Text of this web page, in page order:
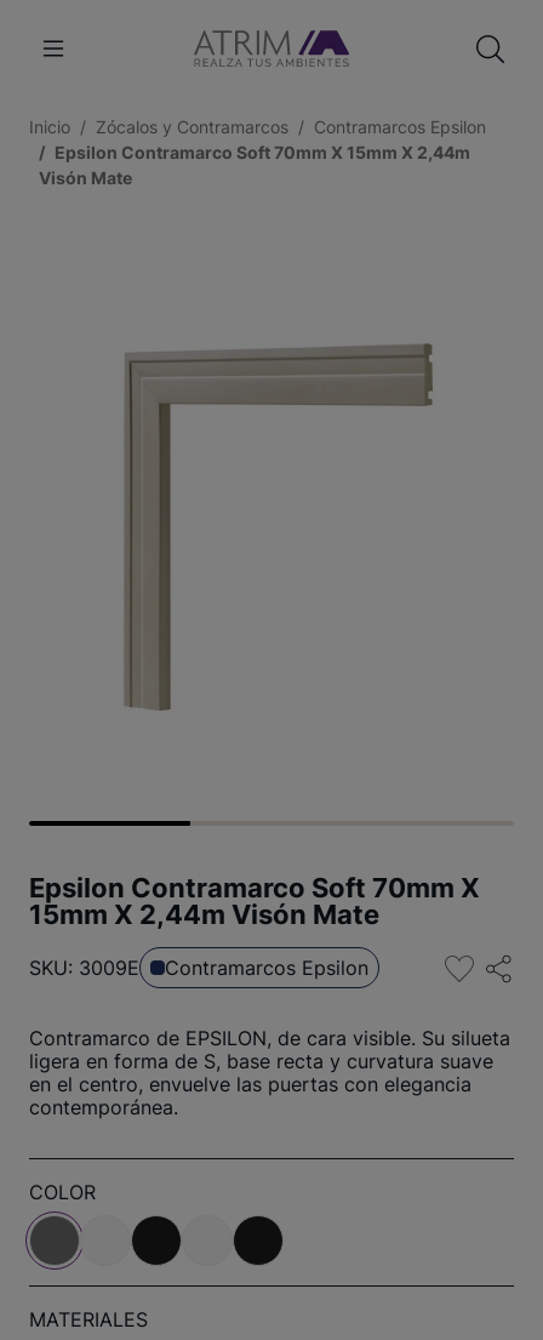
Inicio Zócalos y Contramarcos
Contramarcos Epsilon
Epsilon Contramarco Soft 70mm X 15mm X 2,44m
Visón Mate
Epsilon Contramarco Soft 70mm X
15mm X 2,44m Visón Mate
SKU: 3009E Contramarcos Epsilon
Contramarco de EPSILON, de cara visible. Su silueta
ligera en forma de S, base recta y curvatura suave
en el centro, envuelve las puertas con elegancia
contemporánea.
COLOR
MATERIALES